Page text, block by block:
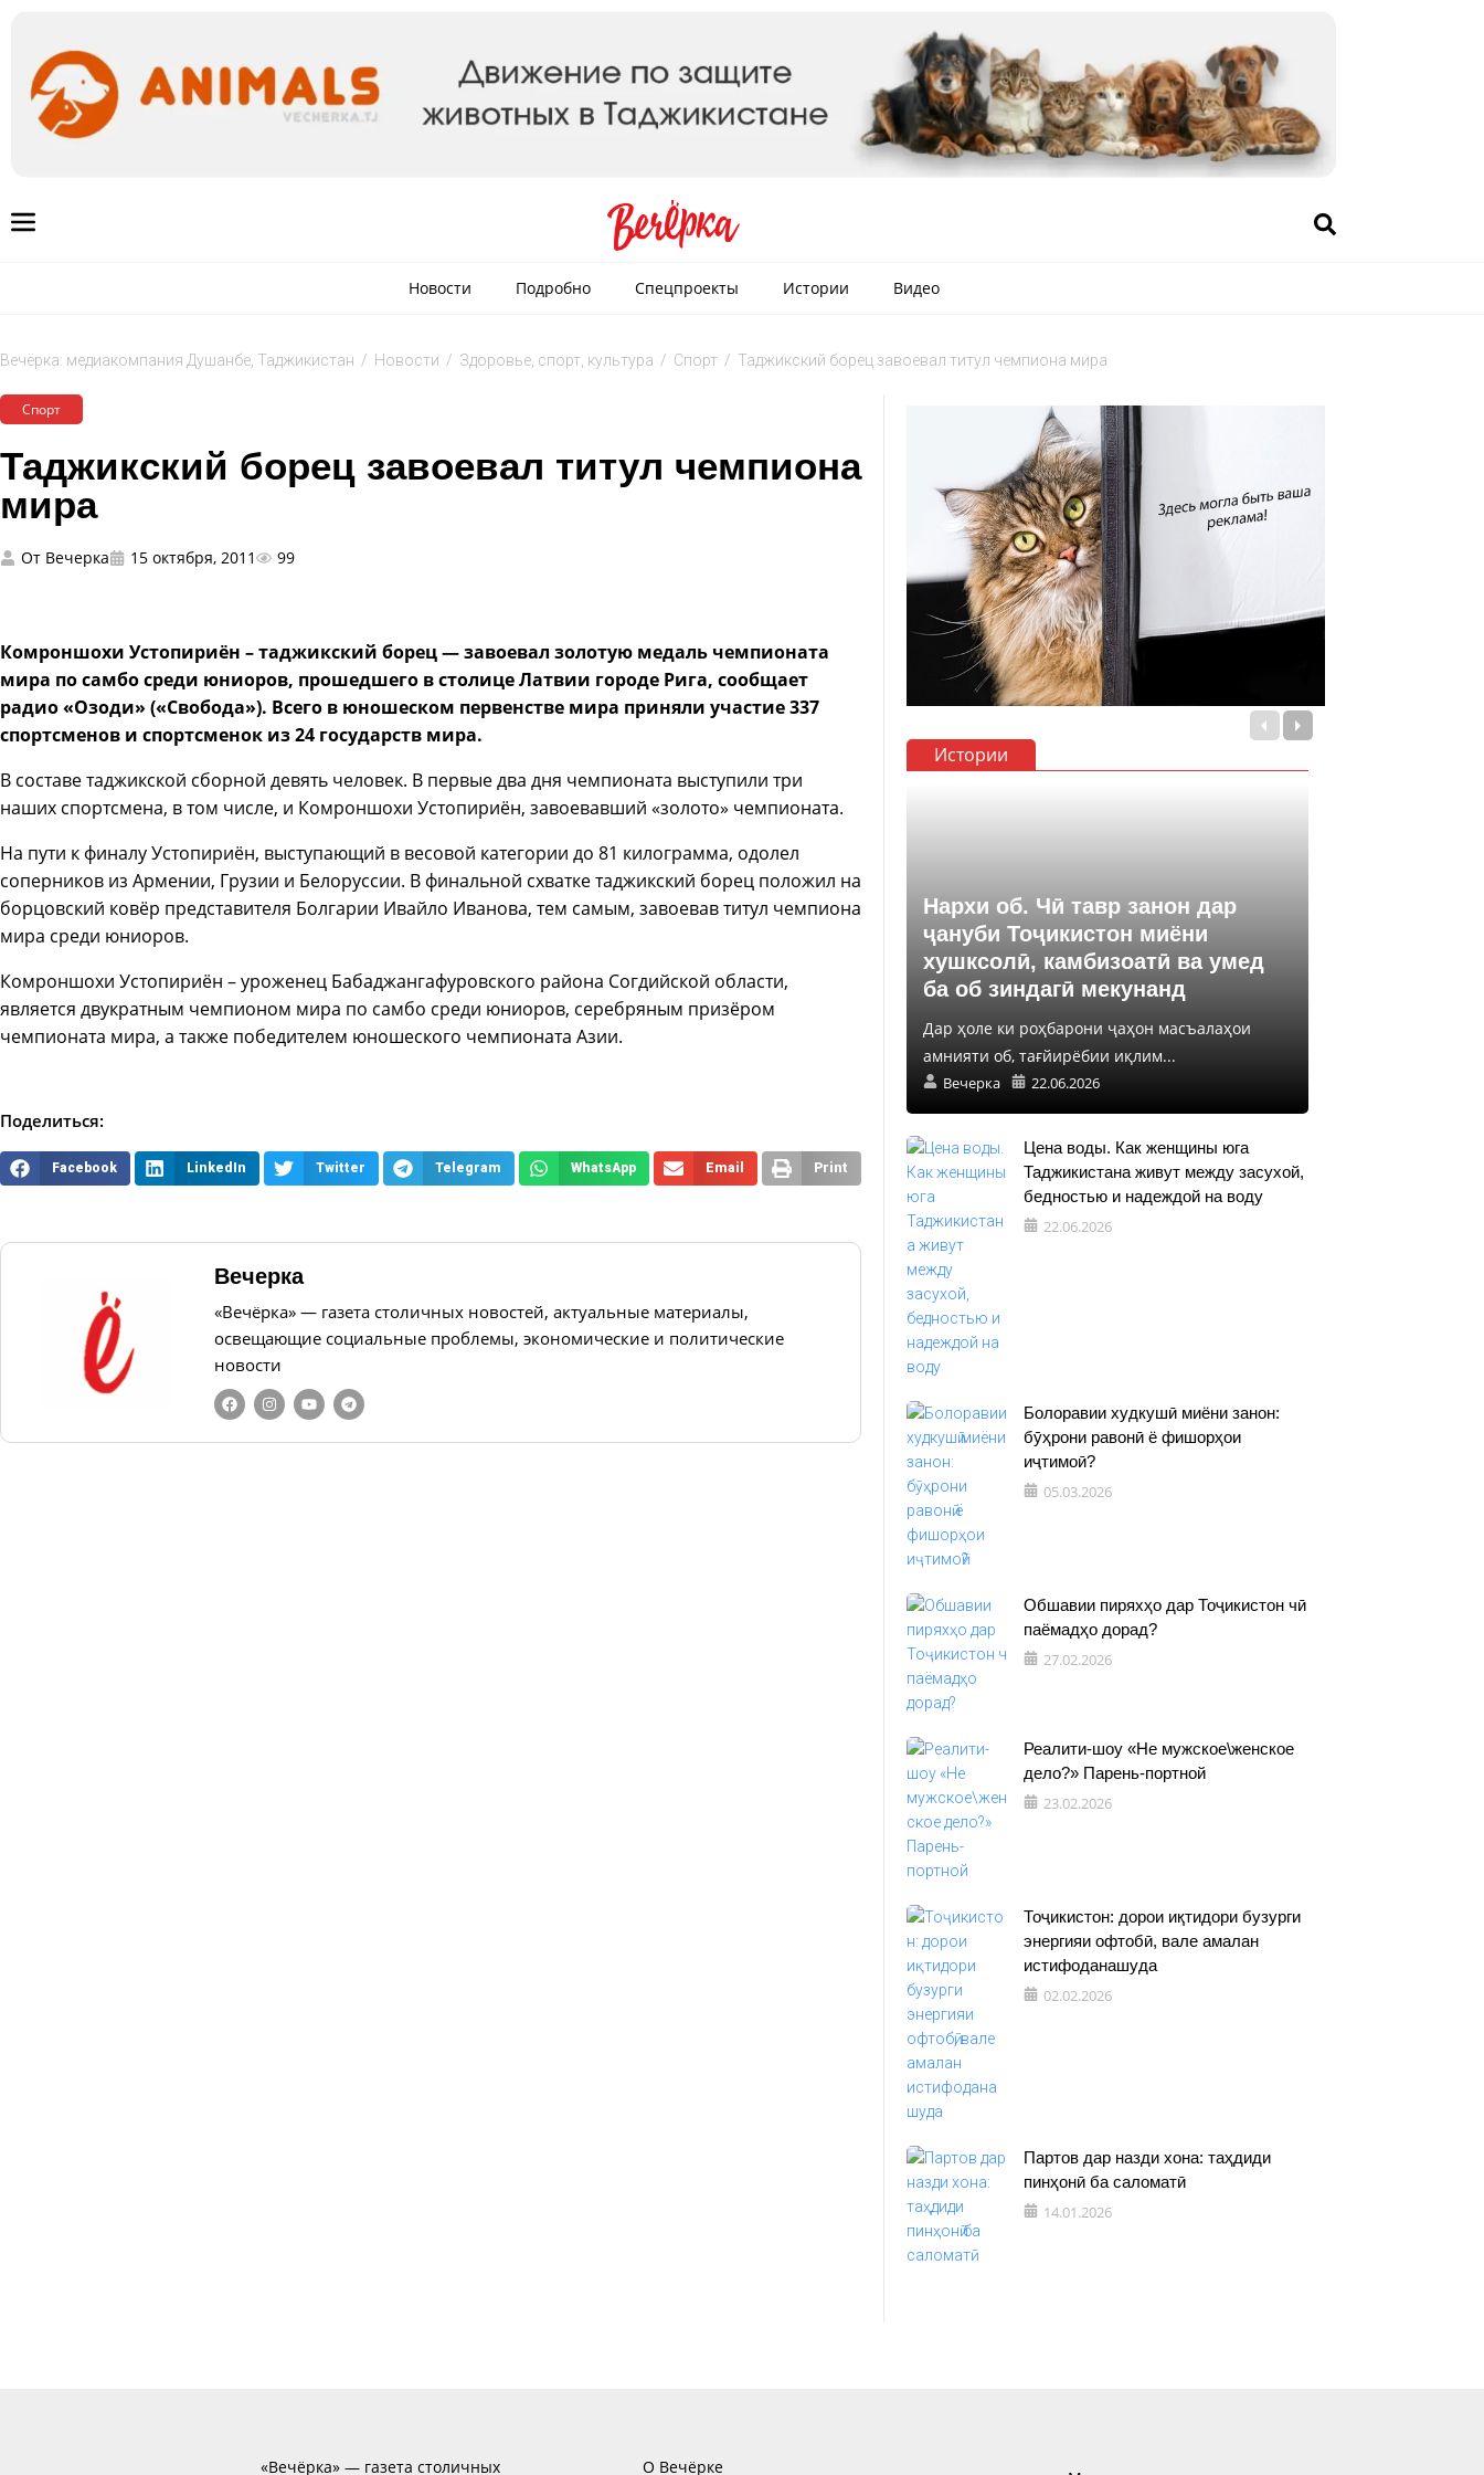
Новости Подробно Спецпроекты Истории Видео
Вечёрка: медиакомпания Душанбе, Таджикистан / Новости / Здоровье, спорт, культура / Спорт / Таджикский борец завоевал титул чемпиона мира
Спорт
Таджикский борец завоевал титул чемпиона
мира
От Вечерка 15 октября, 2011 99
Комроншохи Устопириён – таджикский борец — завоевал золотую медаль чемпионата
мира по самбо среди юниоров, прошедшего в столице Латвии городе Рига, сообщает
радио «Озоди» («Свобода»). Всего в юношеском первенстве мира приняли участие 337
спортсменов и спортсменок из 24 государств мира.
В составе таджикской сборной девять человек. В первые два дня чемпионата выступили три
наших спортсмена, в том числе, и Комроншохи Устопириён, завоевавший «золото» чемпионата.
На пути к финалу Устопириён, выступающий в весовой категории до 81 килограмма, одолел
соперников из Армении, Грузии и Белоруссии. В финальной схватке таджикский борец положил на
борцовский ковёр представителя Болгарии Ивайло Иванова, тем самым, завоевав титул чемпиона
мира среди юниоров.
Комроншохи Устопириён – уроженец Бабаджангафуровского района Согдийской области,
является двукратным чемпионом мира по самбо среди юниоров, серебряным призёром
чемпионата мира, а также победителем юношеского чемпионата Азии.
Поделиться:
Facebook LinkedIn Twitter Telegram WhatsApp Email Print
Вечерка
«Вечёрка» — газета столичных новостей, актуальные материалы,
освещающие социальные проблемы, экономические и политические
новости
Истории
Нархи об. Чӣ тавр занон дар
ҷануби Тоҷикистон миёни
хушксолӣ, камбизоатӣ ва умед
ба об зиндагӣ мекунанд
Дар ҳоле ки роҳбарони ҷаҳон масъалаҳои
амнияти об, тағйирёбии иқлим...
Вечерка 22.06.2026
Цена воды. Как женщины юга
Таджикистана живут между засухой,
бедностью и надеждой на воду
22.06.2026
Болоравии худкушӣ миёни занон:
бӯҳрони равонӣ ё фишорҳои
иҷтимоӣ?
05.03.2026
Обшавии пиряхҳо дар Тоҷикистон чӣ
паёмадҳо дорад?
27.02.2026
Реалити-шоу «Не мужское\женское
дело?» Парень-портной
23.02.2026
Тоҷикистон: дорои иқтидори бузурги
энергияи офтобӣ, вале амалан
истифоданашуда
02.02.2026
Партов дар назди хона: таҳдиди
пинҳонӣ ба саломатӣ
14.01.2026
«Вечёрка» — газета столичных О Вечёрке